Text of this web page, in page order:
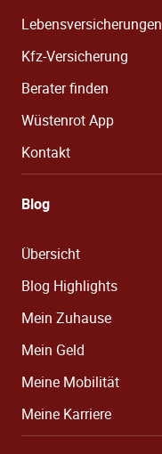
Lebensversicherungen
Kfz-Versicherung
Berater finden
Wüstenrot App
Kontakt
Blog
Übersicht
Blog Highlights
Mein Zuhause
Mein Geld
Meine Mobilität
Meine Karriere